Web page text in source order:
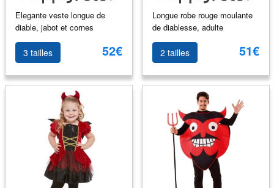
Elegante veste longue de
diable, jabot et cornes
3 tailles 52€
Longue robe rouge moulante
de diablesse, adulte
2 tailles 51€